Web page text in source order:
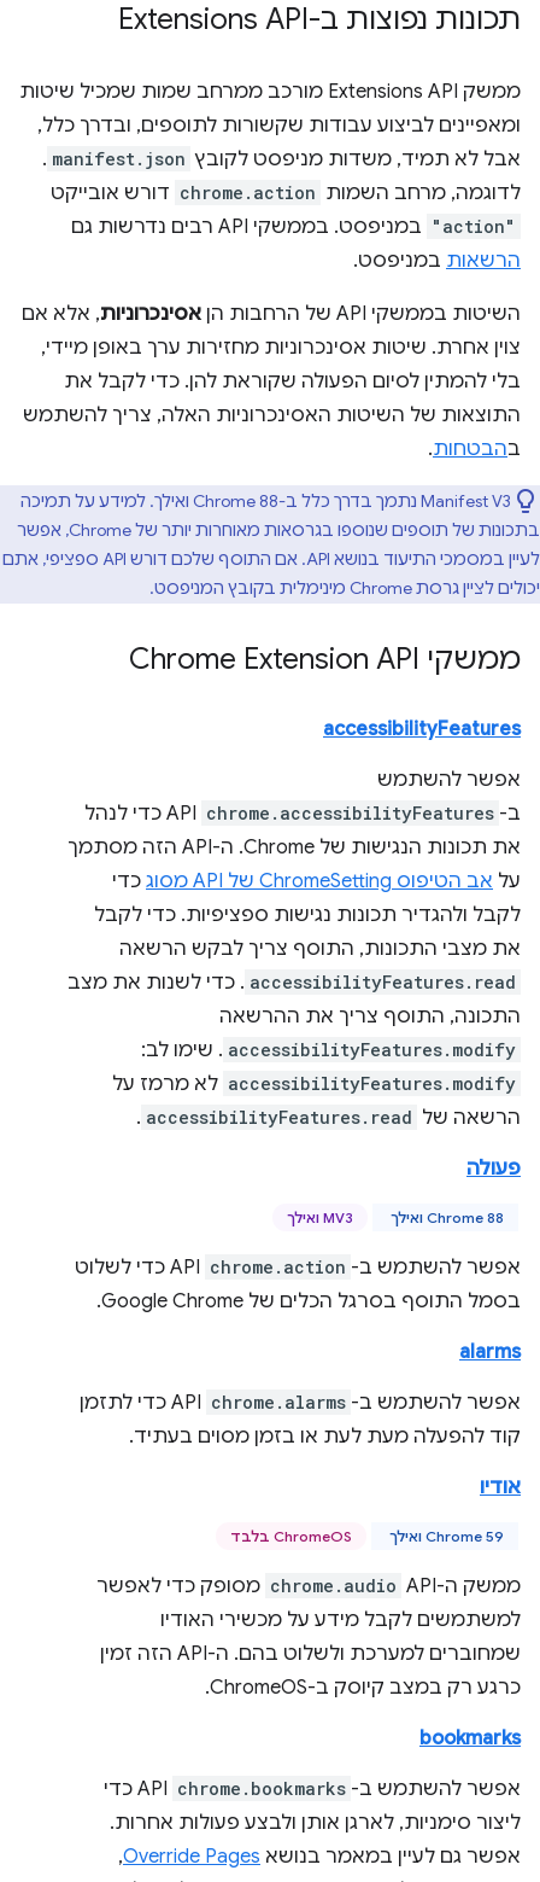
תכונות נפוצות ב-Extensions API
ממשק Extensions API מורכב ממרחב שמות שמכיל שיטות
ומאפיינים לביצוע עבודות שקשורות לתוספים, ובדרך כלל,
אבל לא תמיד, משדות מניפסט לקובץ manifest.json
.
לדוגמה, מרחב השמות chrome.action דורש אובייקט
"action" במניפסט. בממשקי API רבים נדרשות גם
הרשאות במניפסט.
השיטות בממשקי API של הרחבות הן אסינכרוניות, אלא אם
צוין אחרת. שיטות אסינכרוניות מחזירות ערך באופן מיידי,
בלי להמתין לסיום הפעולה שקוראת להן. כדי לקבל את
התוצאות של השיטות האסינכרוניות האלה, צריך להשתמש
בהבטחות.
Manifest V3 נתמך בדרך כלל ב-Chrome 88 ואילך. למידע על תמיכה
בתכונות של תוספים שנוספו בגרסאות מאוחרות יותר של Chrome, אפשר
לעיין במסמכי התיעוד בנושא API. אם התוסף שלכם דורש API ספציפי, אתם
יכולים לציין גרסת Chrome מינימלית בקובץ המניפסט.
ממשקי Chrome Extension API
accessibilityFeatures
אפשר להשתמש
ב- chrome.accessibilityFeatures
API כדי לנהל
את תכונות הנגישות של Chrome. ה-API הזה מסתמך
על אב הטיפוס ChromeSetting של API מסוג
כדי
לקבל ולהגדיר תכונות נגישות ספציפיות. כדי לקבל
את מצבי התכונות, התוסף צריך לבקש הרשאה
accessibilityFeatures.read . כדי לשנות את מצב
התכונה, התוסף צריך את ההרשאה
accessibilityFeatures.modify . שימו לב:
accessibilityFeatures.modify לא מרמז על
הרשאה של accessibilityFeatures.read
.
פעולה
Chrome 88 ואילך MV3 ואילך
אפשר להשתמש ב- chrome.action
API כדי לשלוט
בסמל התוסף בסרגל הכלים של Google Chrome.
alarms
אפשר להשתמש ב- chrome.alarms
API כדי לתזמן
קוד להפעלה מעת לעת או בזמן מסוים בעתיד.
אודיו
Chrome 59 ואילך ChromeOS בלבד
ממשק ה-API‏ chrome.audio מסופק כדי לאפשר
למשתמשים לקבל מידע על מכשירי האודיו
שמחוברים למערכת ולשלוט בהם. ה-API הזה זמין
כרגע רק במצב קיוסק ב-ChromeOS.
bookmarks
אפשר להשתמש ב- chrome.bookmarks
API כדי
ליצור סימניות, לארגן אותן ולבצע פעולות אחרות.
אפשר גם לעיין במאמר בנושא Override Pages
,